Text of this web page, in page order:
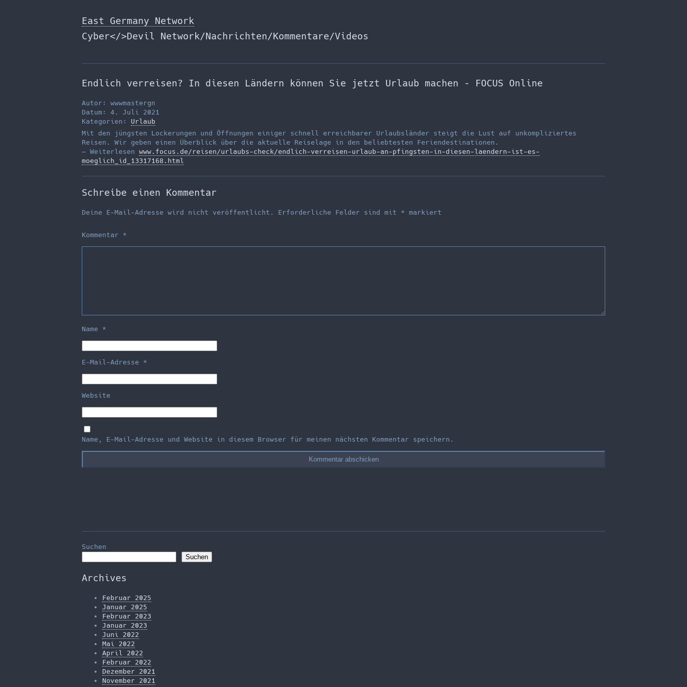
Inhalt
springen
East Germany Network
Cyber</>Devil Network/Nachrichten/Kommentare/Videos
Endlich verreisen? In diesen Ländern können Sie jetzt Urlaub machen – FOCUS Online
Autor: wwwmastergn
Datum: 4. Juli 2021
Kategorien: Urlaub
Mit den jüngsten Lockerungen und Öffnungen einiger schnell erreichbarer Urlaubsländer steigt die Lust auf unkompliziertes
Reisen. Wir geben einen Überblick über die aktuelle Reiselage in den beliebtesten Feriendestinationen.
— Weiterlesen www.focus.de/reisen/urlaubs-check/endlich-verreisen-urlaub-an-pfingsten-in-diesen-laendern-ist-es-
moeglich_id_13317168.html
Schreibe einen Kommentar
Deine E-Mail-Adresse wird nicht veröffentlicht. Erforderliche Felder sind mit * markiert
Kommentar *
Name *
E-Mail-Adresse *
Website
Name, E-Mail-Adresse und Website in diesem Browser für meinen nächsten Kommentar speichern.
Suchen
Suchen
Archives
Februar 2025
Januar 2025
Februar 2023
Januar 2023
Juni 2022
Mai 2022
April 2022
Februar 2022
Dezember 2021
November 2021